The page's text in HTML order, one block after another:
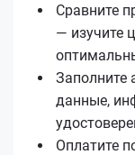
Сравните
— изучите
Заполните
данные,
Оплатите